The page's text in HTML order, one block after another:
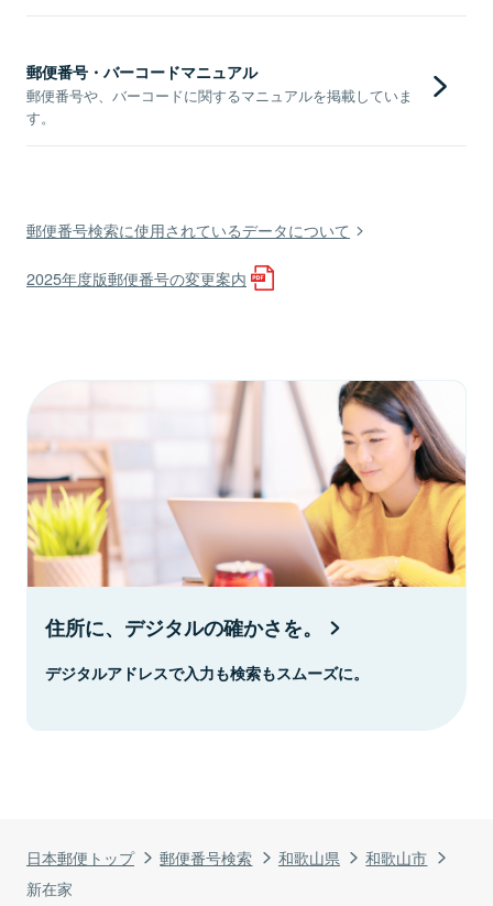
日本郵便トップ 郵便番号検索 和歌山県
和歌山市
新在家
郵便番号・バーコードマニュアル
郵便番号や、バーコードに関するマニュアルを掲載していま
す。
郵便番号検索に使用されているデータについて
2025年度版郵便番号の変更案内
住所に、デジタルの確かさを。
デジタルアドレスで入力も検索もスムーズに。